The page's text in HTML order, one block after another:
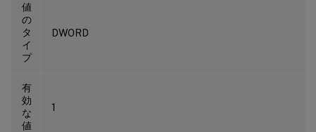
値
の
タ
イ
プ
DWORD
有
効
な
値
1